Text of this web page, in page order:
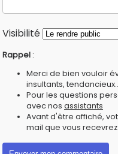
Visibilité
Rappel :
Merci de bien vouloir
insultants,
Pour les questions
avec nos assistants
Avant d'être affiché,
mail que vous recevrez.